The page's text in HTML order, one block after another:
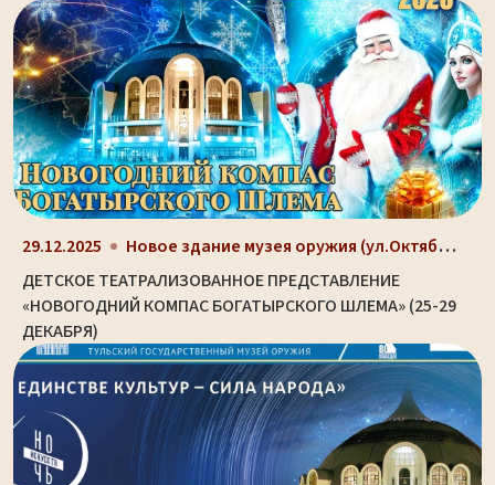
29.12.2025 Новое здание музея оружия (ул.Октябрьская, д. 2)
ДЕТСКОЕ ТЕАТРАЛИЗОВАННОЕ ПРЕДСТАВЛЕНИЕ
«НОВОГОДНИЙ КОМПАС БОГАТЫРСКОГО ШЛЕМА» (25-29
ДЕКАБРЯ)